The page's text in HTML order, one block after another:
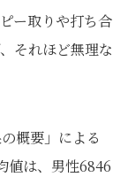
ー取りや打ち合
それほど無理な
概要」による
値は、男性6846